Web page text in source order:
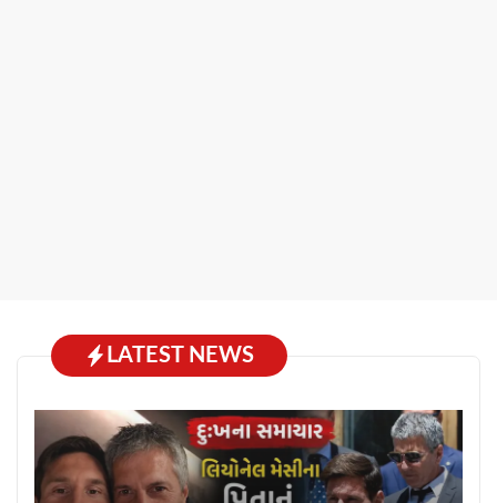
LATEST NEWS